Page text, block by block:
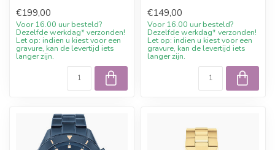
Willkommensraba...
€199,00
Voor 16.00 uur besteld?
Dezelfde werkdag* verzonden!
Let op: indien u kiest voor een
gravure, kan de levertijd iets
langer zijn.
10% Willkommensra...
€149,00
Voor 16.00 uur besteld?
Dezelfde werkdag* verzonden!
Let op: indien u kiest voor een
gravure, kan de levertijd iets
langer zijn.